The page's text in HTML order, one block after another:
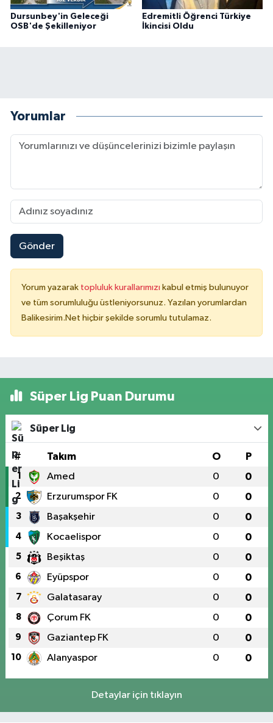
Dursunbey'in Geleceği
OSB'de Şekilleniyor
Edremitli Öğrenci Türkiye
İkincisi Oldu
Yorumlar
Gönder
Yorum yazarak topluluk kurallarımızı kabul etmiş bulunuyor
ve tüm sorumluluğu üstleniyorsunuz. Yazılan yorumlardan
Balikesirim.Net hiçbir şekilde sorumlu tutulamaz.
Süper Lig Puan Durumu
Süper Lig
# Takım O P
1 Amed 0 0
2 Erzurumspor FK 0 0
3 Başakşehir 0 0
4 Kocaelispor 0 0
5 Beşiktaş 0 0
6 Eyüpspor 0 0
7 Galatasaray 0 0
8 Çorum FK 0 0
9 Gaziantep FK 0 0
10 Alanyaspor 0 0
Detaylar için tıklayın